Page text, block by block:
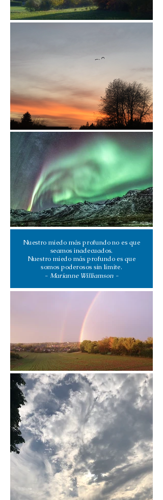
Nuestro miedo más profundo no es que
seamos inadecuados.
Nuestro miedo más profundo es que
somos poderosos sin límite.
- Marianne Williamson -